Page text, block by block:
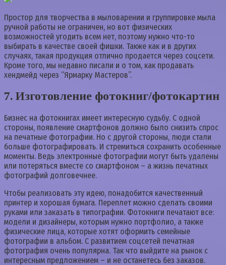
Простор для творчества в мыловарении и группировке мыла
ручной работы не ограничен, но вот физических
возможностей угодить всем нет, поэтому нужно что-то
выбирать в качестве своей фишки. Также как и в других
случаях, такая продукция отлично продается через соцсети.
Кроме того, мы недавно писали и о том, как продавать
хендмейд через “Ярмарку Мастеров”.
7. Изготовление фотокниг/фотокартин
Бизнес на фотокнигах имеет интересную судьбу. С одной
стороны, появление смартфонов должно было снизить спрос
на печатные фотографии. Но с другой стороны, люди стали
больше фотографировать. И стремиться сохранить особенные
моменты. Ведь электронные фотографии могут быть удалены
или потеряться вместе со смартфоном – а жизнь печатных
фотографий долговечнее.
Чтобы реализовать эту идею, понадобится качественный
принтер и хорошая бумага. Переплет можно сделать своими
руками или заказать в типографии. Фотокниги печатают все:
модели и дизайнеры, которым нужно портфолио, а также
физические лица, которые хотят оформить семейные
фотографии в альбом. С развитием соцсетей печатная
фотография очень популярна. Так что выйдите на рынок с
интересным предложением – и не останетесь без заказов.